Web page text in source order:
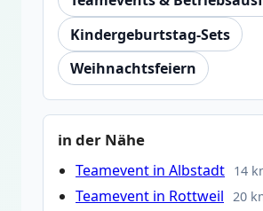
Kindergeburtstag-Sets
Weihnachtsfeiern
in der Nähe
Teamevent in Albstadt 14
Teamevent in Rottweil 20